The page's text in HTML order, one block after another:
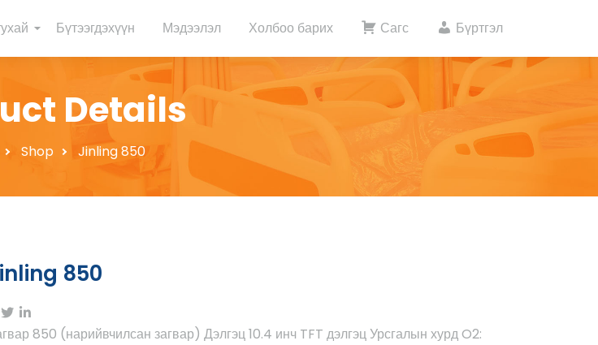
Бүтээгдэхүүн Мэдээлэл Холбоо барих Сагс Бүртгэл
Details
Shop Jinling 850
850
850 (нарийвчилсан загвар) Дэлгэц 10.4 инч TFT дэлгэц Урсгалын хурд O2: